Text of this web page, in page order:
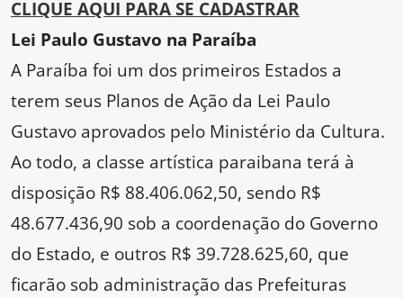
CLIQUE AQUI PARA SE CADASTRAR
Lei Paulo Gustavo na Paraíba
A Paraíba foi um dos primeiros Estados a
terem seus Planos de Ação da Lei Paulo
Gustavo aprovados pelo Ministério da Cultura.
Ao todo, a classe artística paraibana terá à
disposição R$ 88.406.062,50, sendo R$
48.677.436,90 sob a coordenação do Governo
do Estado, e outros R$ 39.728.625,60, que
ficarão sob administração das Prefeituras